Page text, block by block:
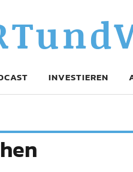
INVESTIEREN